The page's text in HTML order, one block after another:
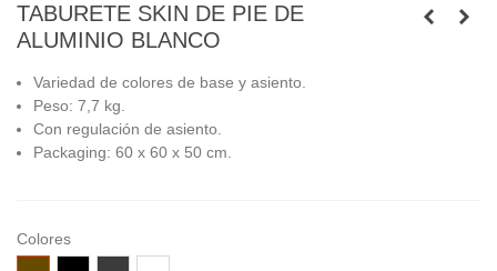
TABURETE SKIN DE PIE DE
ALUMINIO BLANCO
Variedad de colores de base y asiento.
Peso: 7,7 kg.
Con regulación de asiento.
Packaging: 60 x 60 x 50 cm.
Colores